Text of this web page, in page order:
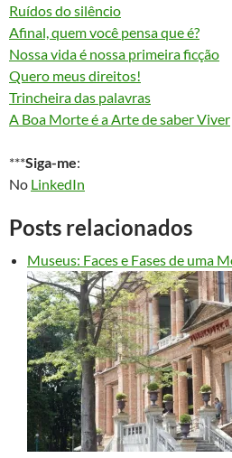
Ruídos do silêncio
Afinal, quem você pensa que é?
Nossa vida é nossa primeira ficção
Quero meus direitos!
Trincheira das palavras
A Boa Morte é a Arte de saber Viver
***Siga-me:
No LinkedIn
Posts relacionados
Museus: Faces e Fases de uma